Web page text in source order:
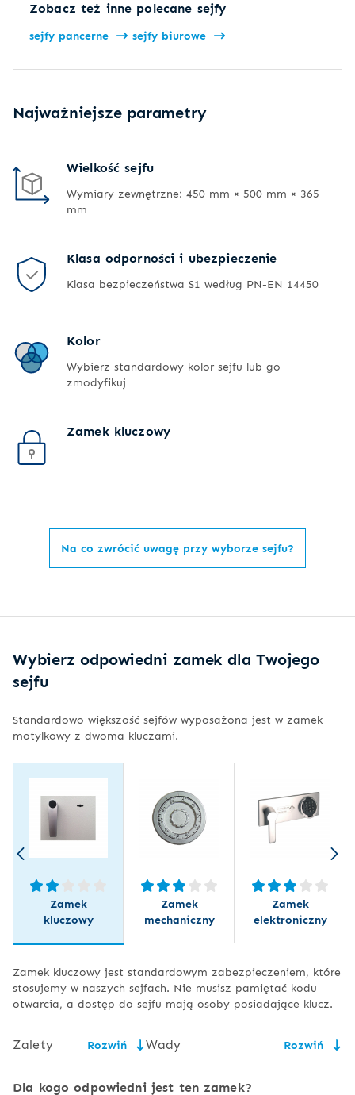
Zobacz też inne polecane sejfy
sejfy pancerne sejfy biurowe
Najważniejsze parametry
Wielkość sejfu
Wymiary zewnętrzne: 450 mm × 500 mm × 365
mm
Klasa odporności i ubezpieczenie
Klasa bezpieczeństwa S1 według PN-EN 14450
Kolor
Wybierz standardowy kolor sejfu lub go
zmodyfikuj
Zamek kluczowy
Na co zwrócić uwagę przy wyborze sejfu?
Wybierz odpowiedni zamek dla Twojego
sejfu
Standardowo większość sejfów wyposażona jest w zamek
motylkowy z dwoma kluczami.
Zamek
kluczowy
Zamek
mechaniczny
Zamek
elektroniczny
Zamek kluczowy jest standardowym zabezpieczeniem, które
stosujemy w naszych sejfach. Nie musisz pamiętać kodu
otwarcia, a dostęp do sejfu mają osoby posiadające klucz.
Zalety Rozwiń
niska cena,
Wady Rozwiń
konieczność bezpiecznego
Dla kogo odpowiedni jest ten zamek?